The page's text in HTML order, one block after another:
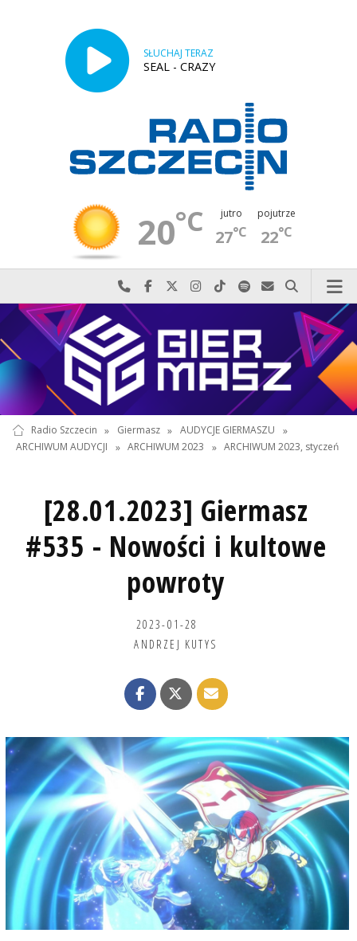
SŁUCHAJ TERAZ
SEAL - CRAZY
20°C jutro
27°C
pojutrze
22°C
Najlepiej po prostu do nas zadzwoń
Odwiedź nas na Facebook-u
Odwiedź nas na X
Odwiedź nas na Instagram-ie
Odwiedź nas na TikTok-u
Szukaj nas na Spotify
Wyślij do nas
Szukaj
Radio Szczecin » Giermasz » AUDYCJE GIERMASZU
»
ARCHIWUM AUDYCJI
» ARCHIWUM 2023 » ARCHIWUM 2023, styczeń
[28.01.2023] Giermasz
#535 - Nowości i kultowe
powroty
2023-01-28
ANDRZEJ KUTYS